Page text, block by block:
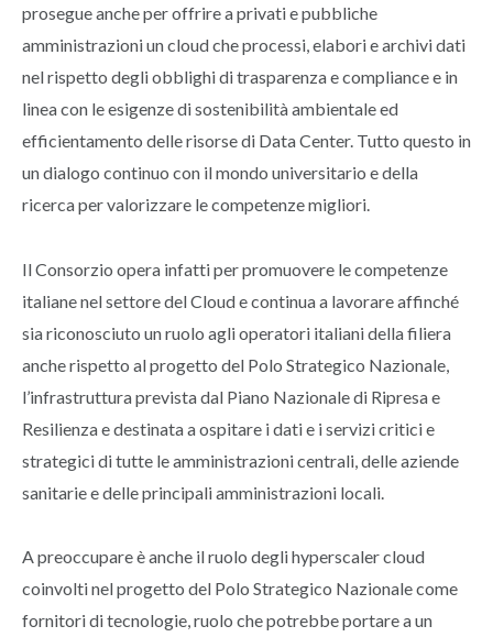
prosegue anche per offrire a privati e pubbliche
amministrazioni un cloud che processi, elabori e archivi dati
nel rispetto degli obblighi di trasparenza e compliance e in
linea con le esigenze di sostenibilità ambientale ed
efficientamento delle risorse di Data Center. Tutto questo in
un dialogo continuo con il mondo universitario e della
ricerca per valorizzare le competenze migliori.
Il Consorzio opera infatti per promuovere le competenze
italiane nel settore del Cloud e continua a lavorare affinché
sia riconosciuto un ruolo agli operatori italiani della filiera
anche rispetto al progetto del Polo Strategico Nazionale,
l’infrastruttura prevista dal Piano Nazionale di Ripresa e
Resilienza e destinata a ospitare i dati e i servizi critici e
strategici di tutte le amministrazioni centrali, delle aziende
sanitarie e delle principali amministrazioni locali.
A preoccupare è anche il ruolo degli hyperscaler cloud
coinvolti nel progetto del Polo Strategico Nazionale come
fornitori di tecnologie, ruolo che potrebbe portare a un